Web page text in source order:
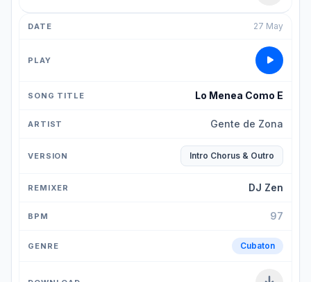
27 May
Lo Menea Como E
Gente de Zona
Intro Chorus & Outro
DJ Zen
97
Cubaton